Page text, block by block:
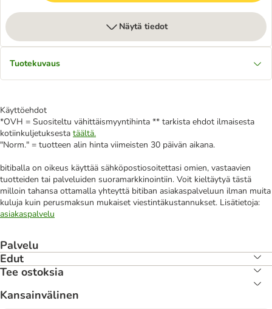
Näytä tiedot
Tuotekuvaus
Käyttöehdot
*OVH = Suositeltu vähittäismyyntihinta ** tarkista ehdot ilmaisesta
kotiinkuljetuksesta täältä.
"Norm." = tuotteen alin hinta viimeisten 30 päivän aikana.
bitiballa on oikeus käyttää sähköpostiosoitettasi omien, vastaavien
tuotteiden tai palveluiden suoramarkkinointiin. Voit kieltäytyä tästä
milloin tahansa ottamalla yhteyttä bitiban asiakaspalveluun ilman muita
kuluja kuin perusmaksun mukaiset viestintäkustannukset. Lisätietoja:
asiakaspalvelu
Palvelu
Edut
Tee ostoksia
Kansainvälinen